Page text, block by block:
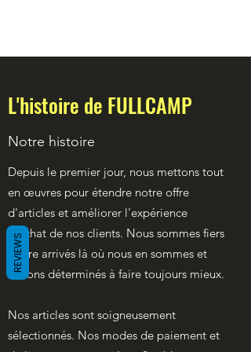
L'histoire de FULLCAMP
Notre histoire
Depuis le premier jour, nous mettons tout
en œuvres pour étendre notre offre
d'articles et améliorer l'expérience
d'achat de nos clients. Nous sommes fiers
d'être arrivés là où nous en sommes et
restons déterminés à faire toujours mieux.
Nos articles sont soigneusement
sélectionnés. Nos modes de paiement et
REVIEWS